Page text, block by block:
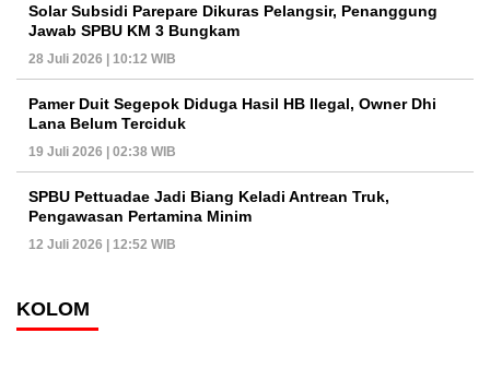
Solar Subsidi Parepare Dikuras Pelangsir, Penanggung
Jawab SPBU KM 3 Bungkam
28 Juli 2026 | 10:12 WIB
Pamer Duit Segepok Diduga Hasil HB Ilegal, Owner Dhi
Lana Belum Terciduk
19 Juli 2026 | 02:38 WIB
SPBU Pettuadae Jadi Biang Keladi Antrean Truk,
Pengawasan Pertamina Minim
12 Juli 2026 | 12:52 WIB
KOLOM